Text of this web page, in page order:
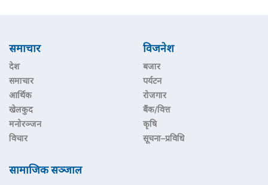
समाचार
देश
समाचार
आर्थिक
खेलकुद
मनोरञ्जन
विचार
विजनेश
बजार
पर्यटन
रोजगार
बैंक/वित्त
कृषि
सूचना–प्रविधि
सामाजिक सञ्जाल